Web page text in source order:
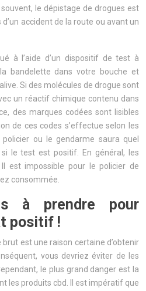
le dépistage de drogues est
accident de la route ou avant un
à l’aide d’un dispositif de test à
bandelette dans votre bouche et
Si des molécules de drogue sont
un réactif chimique contenu dans
des marques codées sont lisibles
de ces codes s’effectue selon les
ou le gendarme saura quel
le test est positif. En général, les
est impossible pour le policier de
consommée.
à prendre pour
positif !
brut est une raison certaine d’obtenir
vous devriez éviter de les
le plus grand danger est la
les produits cbd. Il est impératif que